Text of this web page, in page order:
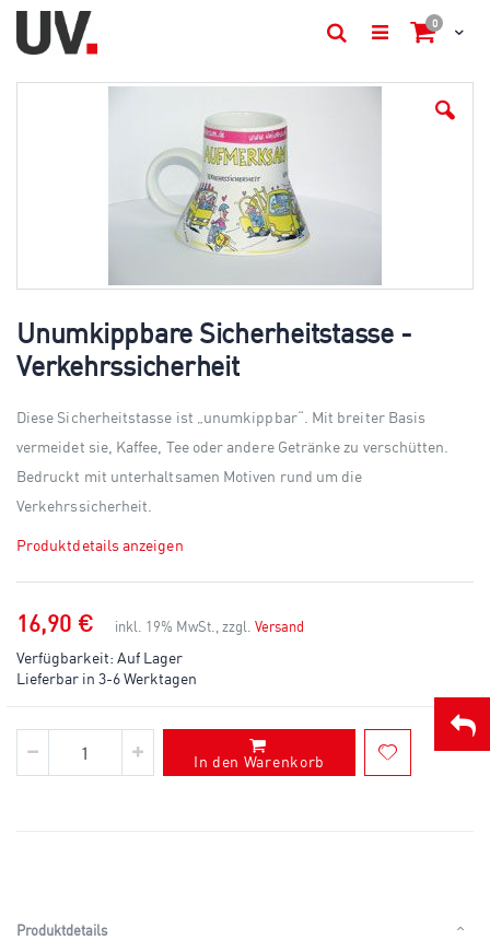
Cart
0Artikel
Suche
to
the
beginning
of
images
Unumkippbare Sicherheitstasse -
Verkehrssicherheit
Diese Sicherheitstasse ist „unumkippbar“. Mit breiter Basis
vermeidet sie, Kaffee, Tee oder andere Getränke zu verschütten.
Bedruckt mit unterhaltsamen Motiven rund um die
Verkehrssicherheit.
Produktdetails anzeigen
16,90 € inkl. 19% MwSt., zzgl. Versand
Verfügbarkeit: Auf Lager
Lieferbar in 3-6 Werktagen
In den Warenkorb
Produktdetails